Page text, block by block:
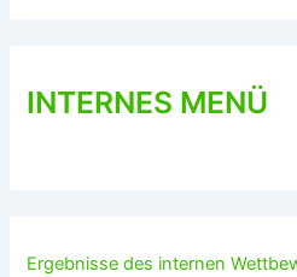
INTERNES MENÜ
Ergebnisse des internen